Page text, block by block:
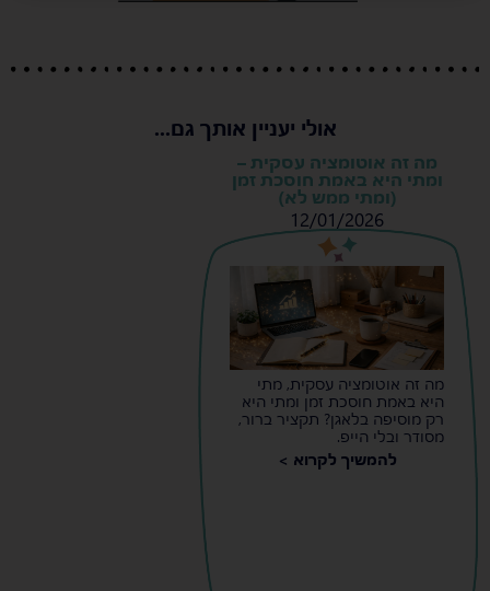
אולי יעניין אותך גם...
מה זה אוטומציה עסקית –
ומתי היא באמת חוסכת זמן
(ומתי ממש לא)
12/01/2026
s
s
מה זה אוטומציה עסקית, מתי
היא באמת חוסכת זמן ומתי היא
רק מוסיפה בלאגן? תקציר ברור,
מסודר ובלי הייפ.
להמשיך לקרוא >